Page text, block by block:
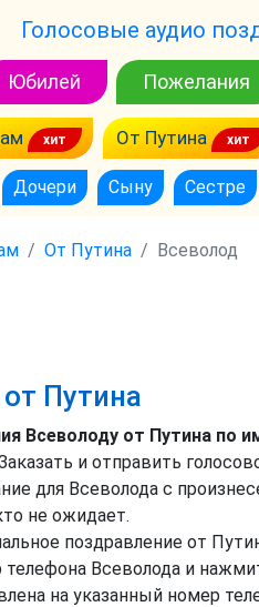
Голосовые аудио
Юбилей Пожелания
От Путина
Дочери Сыну Сестре
От Путина Всеволод
Путина
Всеволоду от Путина по
и отправить
для Всеволода с
не ожидает.
поздравление от
Всеволода и
на указанный номер